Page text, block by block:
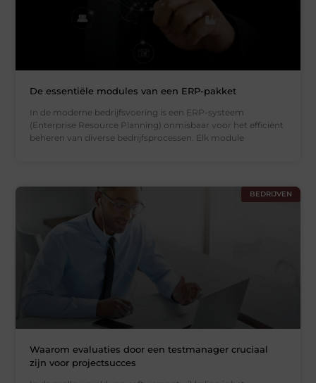
De essentiële modules van een ERP-pakket
In de moderne bedrijfsvoering is een ERP-systeem
(Enterprise Resource Planning) onmisbaar voor het efficiënt
beheren van diverse bedrijfsprocessen. Elk module
BEDRIJVEN
Waarom evaluaties door een testmanager cruciaal
zijn voor projectsucces